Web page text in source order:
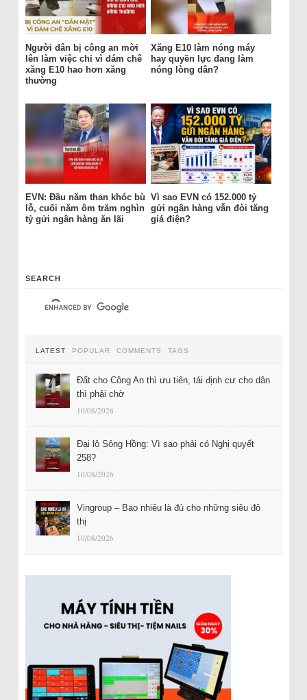
Người dân bị công an mời
lên làm việc chỉ vì dám chê
xăng E10 hao hơn xăng
thường
Xăng E10 làm nóng máy
hay quyền lực đang làm
nóng lòng dân?
EVN: Đầu năm than khóc bù
lỗ, cuối năm ôm trăm nghìn
tỷ gửi ngân hàng ăn lãi
Vì sao EVN có 152.000 tỷ
gửi ngân hàng vẫn đòi tăng
giá điện?
SEARCH
LATEST POPULAR COMMENTS TAGS
Đất cho Công An thì ưu tiên, tái định cư cho dân
thì phải chờ
10/08/2026
Đại lộ Sông Hồng: Vì sao phải có Nghị quyết
258?
10/08/2026
Vingroup – Bao nhiêu là đủ cho những siêu đô
thị
10/08/2026